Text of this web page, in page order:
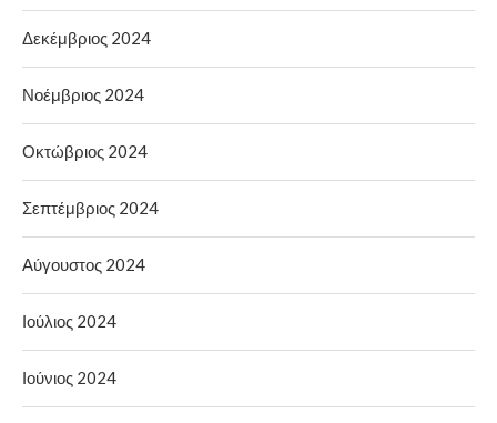
Δεκέμβριος 2024
Νοέμβριος 2024
Οκτώβριος 2024
Σεπτέμβριος 2024
Αύγουστος 2024
Ιούλιος 2024
Ιούνιος 2024